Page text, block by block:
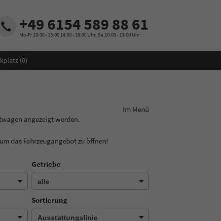
+49 6154 589 88 61
Mo-Fr 10:00 - 13:00 14:00 - 18:00 Uhr, Sa 10:00 - 13:00 Uhr
(0)
aus! Im Menü
angezeigt werden.
das Fahrzeugangebot zu öffnen!
Getriebe
Sortierung